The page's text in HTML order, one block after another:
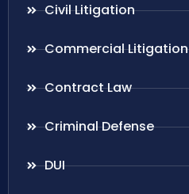
Civil Litigation
Commercial Litigation
Contract Law
Criminal Defense
DUI